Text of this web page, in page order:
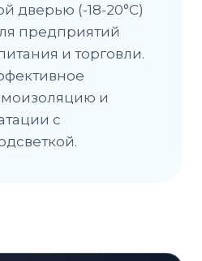
дверью (-18-20°C)
предприятий
и торговли.
и
с